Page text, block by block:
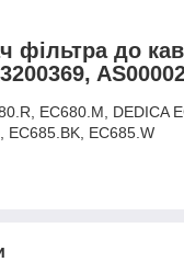
фільтра до
EC680.M, DEDICA
EC685.BK, EC685.W